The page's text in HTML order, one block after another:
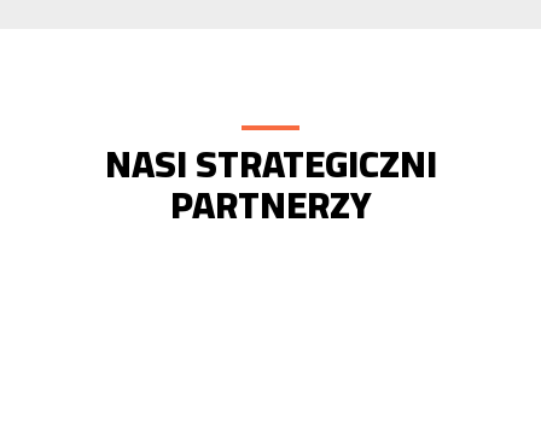
NASI STRATEGICZNI
PARTNERZY